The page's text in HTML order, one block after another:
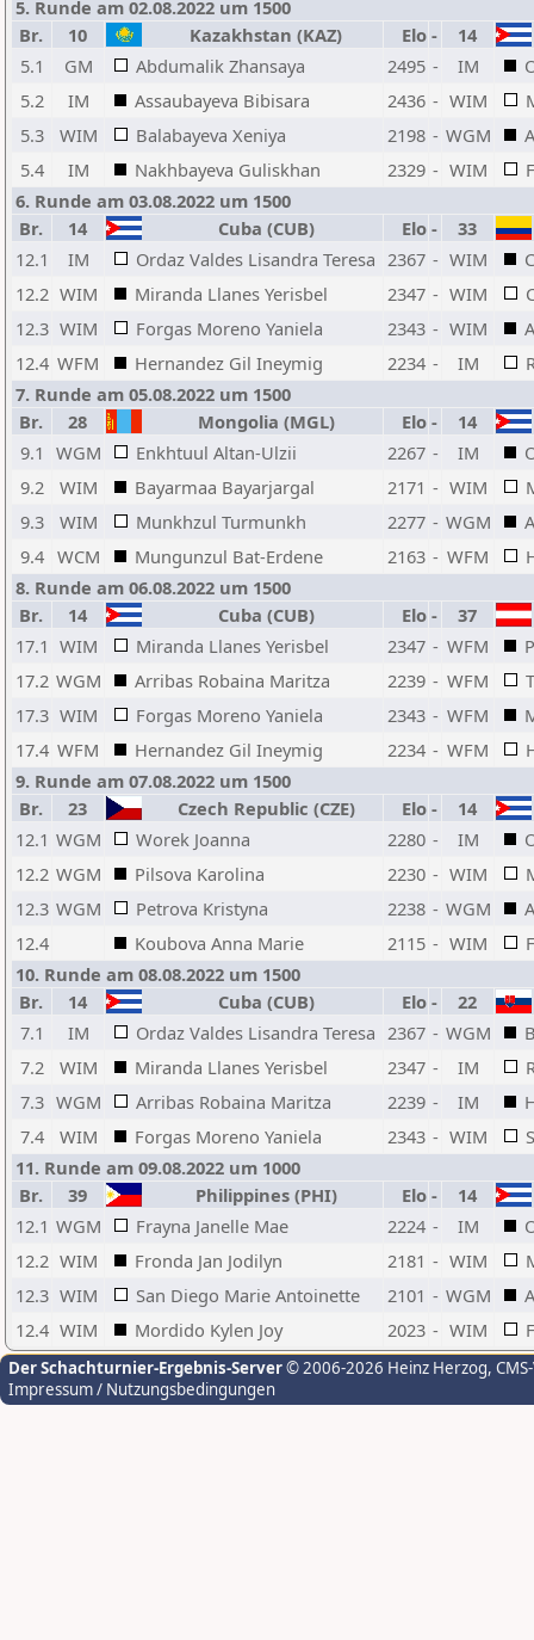
5. Runde am 02.08.2022 um 1500
Br.
10 Kazakhstan (KAZ) Elo -
14
5.1
GM Abdumalik Zhansaya 2495 - IM
5.2
IM Assaubayeva Bibisara 2436 - WIM
5.3
WIM Balabayeva Xeniya 2198 - WGM
5.4
IM Nakhbayeva Guliskhan 2329 - WIM
6. Runde am 03.08.2022 um 1500
Br.
14 Cuba (CUB) Elo -
33
12.1
IM Ordaz Valdes Lisandra Teresa 2367 - WIM
12.2 WIM Miranda Llanes Yerisbel 2347 - WIM
12.3 WIM Forgas Moreno Yaniela 2343 - WIM
12.4 WFM Hernandez Gil Ineymig 2234 - IM
7. Runde am 05.08.2022 um 1500
Br.
28 Mongolia (MGL) Elo -
14
9.1 WGM Enkhtuul Altan-Ulzii 2267 - IM
9.2
WIM Bayarmaa Bayarjargal 2171 - WIM
9.3
WIM Munkhzul Turmunkh 2277 - WGM
9.4 WCM Mungunzul Bat-Erdene 2163 - WFM
8. Runde am 06.08.2022 um 1500
Br.
14 Cuba (CUB) Elo -
37
17.1 WIM Miranda Llanes Yerisbel 2347 - WFM
17.2 WGM Arribas Robaina Maritza 2239 - WFM
17.3 WIM Forgas Moreno Yaniela 2343 - WFM
17.4 WFM Hernandez Gil Ineymig 2234 - WFM
9. Runde am 07.08.2022 um 1500
Br.
23 Czech Republic (CZE) Elo -
14
12.1 WGM Worek Joanna 2280 - IM
12.2 WGM Pilsova Karolina 2230 - WIM
12.3 WGM Petrova Kristyna 2238 - WGM
12.4
Koubova Anna Marie 2115 - WIM
10. Runde am 08.08.2022 um 1500
Br.
14 Cuba (CUB) Elo -
22
7.1
IM Ordaz Valdes Lisandra Teresa 2367 - WGM
7.2
WIM Miranda Llanes Yerisbel 2347 - IM
7.3 WGM Arribas Robaina Maritza 2239 - IM
7.4
WIM Forgas Moreno Yaniela 2343 - WIM
11. Runde am 09.08.2022 um 1000
Br.
39 Philippines (PHI) Elo -
14
12.1 WGM Frayna Janelle Mae 2224 - IM
12.2 WIM Fronda Jan Jodilyn 2181 - WIM
12.3 WIM San Diego Marie Antoinette 2101 - WGM
12.4 WIM Mordido Kylen Joy 2023 - WIM
Der Schachturnier-Ergebnis-Server© 2006-2026 Heinz Herzog,
Impressum / Nutzungsbedingungen